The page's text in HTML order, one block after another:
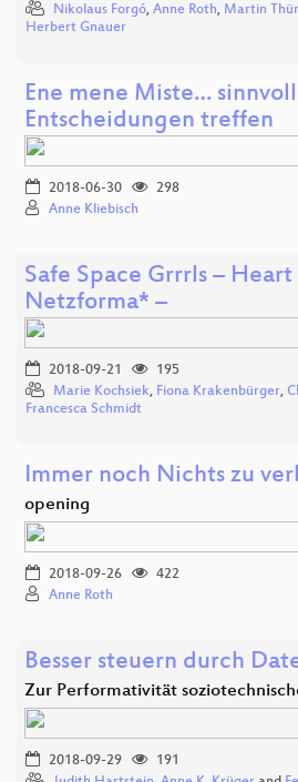
Nikolaus Forgó, Anne Roth, Martin Thür
Herbert Gnauer
Ene mene Miste… sinnvoll
Entscheidungen treffen
2018-06-30
298
Anne Kliebisch
Safe Space Grrrls –
Netzforma* –
2018-09-21
195
Marie Kochsiek, Fiona Krakenbürger,
Francesca Schmidt
Immer noch Nichts zu
opening
2018-09-26
422
Anne Roth
Besser steuern durch
Zur Performativität
2018-09-29
191